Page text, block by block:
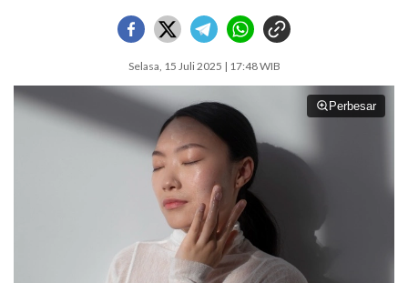
Selasa, 15 Juli 2025 | 17:48 WIB
Perbesar